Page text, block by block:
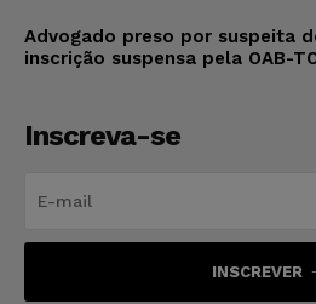
Advogado preso por suspeita
inscrição suspensa pela OAB-
Inscreva-se
INSCREVER